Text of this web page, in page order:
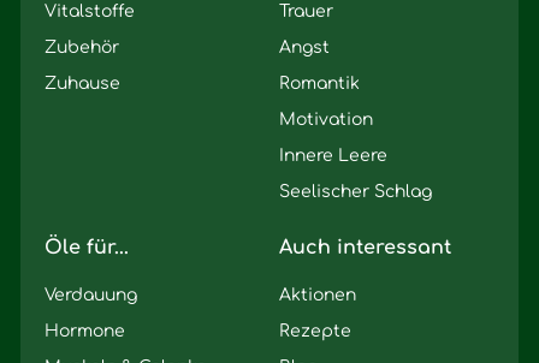
Vitalstoffe
Zubehör
Zuhause
Trauer
Angst
Romantik
Motivation
Innere Leere
Seelischer Schlag
Öle für...
Verdauung
Hormone
Auch interessant
Aktionen
Rezepte